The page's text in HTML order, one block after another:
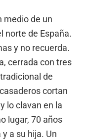
medio de un
norte de España.
y no recuerda.
cerrada con tres
de
cortan
lo clavan en la
lugar, 70 años
a su hija. Un